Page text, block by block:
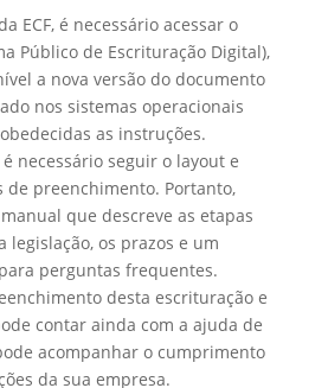
ECF, é necessário acessar o
Público de Escrituração Digital),
a nova versão do documento
nos sistemas operacionais
as instruções.
necessário seguir o layout e
de preenchimento. Portanto,
que descreve as etapas
legislação, os prazos e um
perguntas frequentes.
desta escrituração e
contar ainda com a ajuda de
acompanhar o cumprimento
da sua empresa.